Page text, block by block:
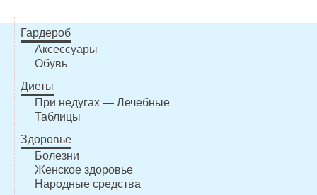
Гардероб
Аксессуары
Обувь
Диеты
При недугах — Лечебные
Таблицы
Здоровье
Болезни
Женское здоровье
Народные средства